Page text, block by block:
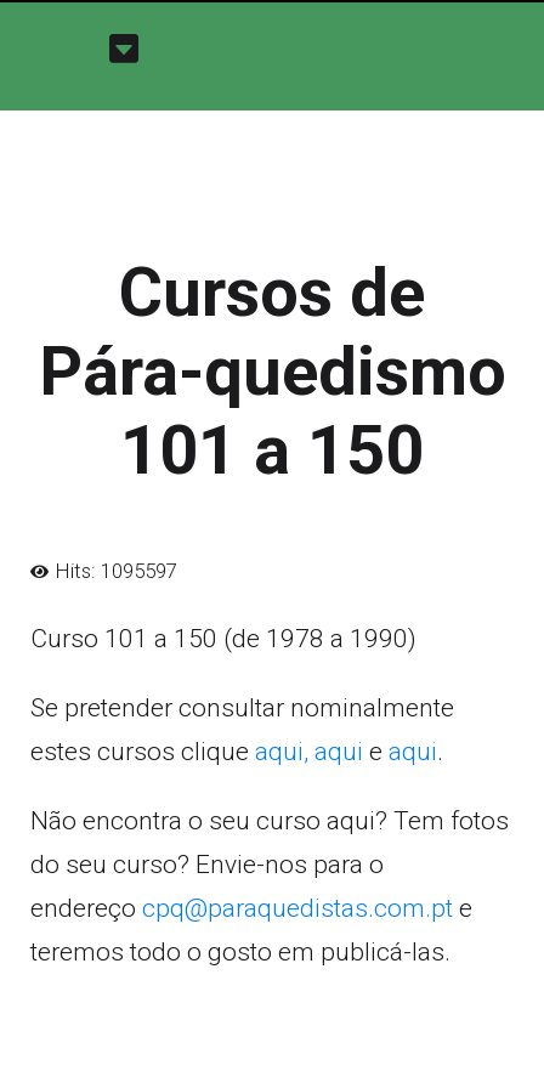
Cursos de
Pára-quedismo
101 a 150
Hits: 1095597
Curso 101 a 150 (de 1978 a 1990)
Se pretender consultar nominalmente
estes cursos clique aqui, aqui e aqui.
Não encontra o seu curso aqui? Tem fotos
do seu curso? Envie-nos para o
endereço cpq@paraquedistas.com.pt e
teremos todo o gosto em publicá-las.